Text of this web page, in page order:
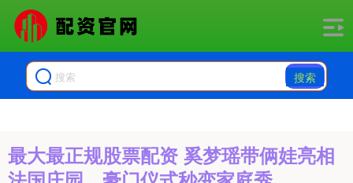
搜索
最大最正规股票配资 奚梦瑶带俩娃亮相